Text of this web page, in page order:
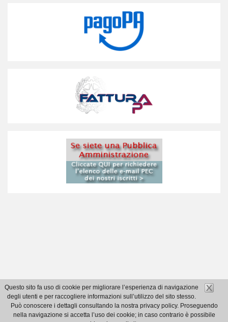
Questo sito fa uso di cookie per migliorare l’esperienza di navigazione
degli utenti e per raccogliere informazioni sull’utilizzo del sito stesso.
Può conoscere i dettagli consultando la nostra privacy policy. Proseguendo
nella navigazione si accetta l’uso dei cookie; in caso contrario è possibile